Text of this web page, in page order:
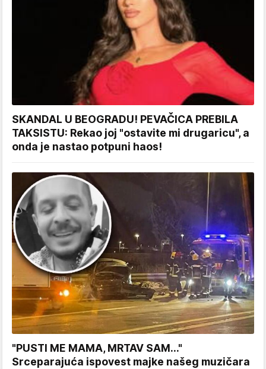
SKANDAL U BEOGRADU! PEVAČICA PREBILA
TAKSISTU: Rekao joj "ostavite mi drugaricu", a
onda je nastao potpuni haos!
"PUSTI ME MAMA, MRTAV SAM..."
Srceparajuća ispovest majke našeg muzičara